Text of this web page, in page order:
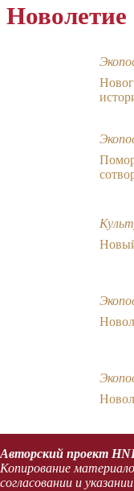
Новолетие
Авторский проект
Копирование
согласовании и